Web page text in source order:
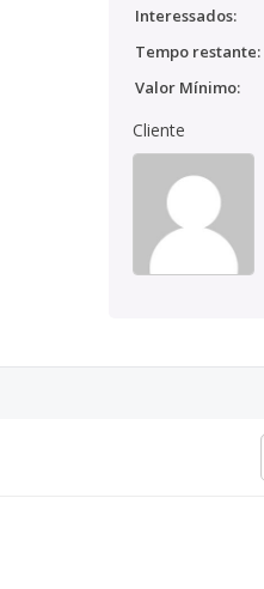
Interessados:
Tempo restante:
Valor Mínimo:
Cliente